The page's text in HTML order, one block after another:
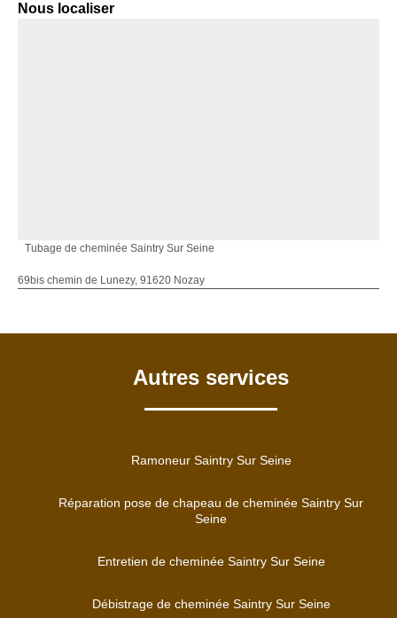
Nous localiser
Tubage de cheminée Saintry Sur Seine
69bis chemin de Lunezy, 91620 Nozay
Autres services
Ramoneur Saintry Sur Seine
Réparation pose de chapeau de cheminée Saintry Sur
Seine
Entretien de cheminée Saintry Sur Seine
Débistrage de cheminée Saintry Sur Seine